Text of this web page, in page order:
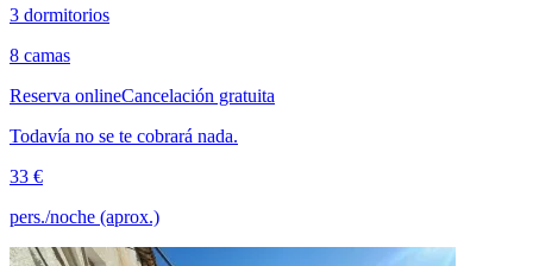
3 dormitorios
8 camas
Reserva onlineCancelación gratuita
Todavía no se te cobrará nada.
33 €
pers./noche (aprox.)